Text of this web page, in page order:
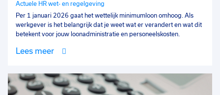
Actuele HR wet- en regelgeving
Per 1 januari 2026 gaat het wettelijk minimumloon omhoog. Als
werkgever is het belangrijk dat je weet wat er verandert en wat dit
betekent voor jouw loonadministratie en personeelskosten.
Lees meer